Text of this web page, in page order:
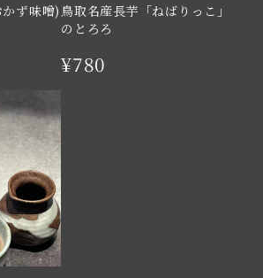
ず味噌) 鳥取名産長芋「ねばりっこ」
のとろろ
¥780